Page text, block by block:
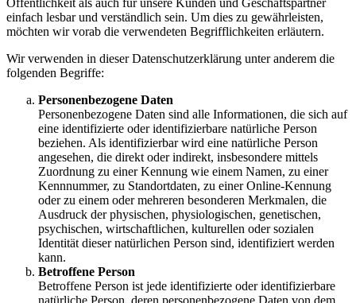
Öffentlichkeit als auch für unsere Kunden und Geschäftspartner
einfach lesbar und verständlich sein. Um dies zu gewährleisten,
möchten wir vorab die verwendeten Begrifflichkeiten erläutern.
Wir verwenden in dieser Datenschutzerklärung unter anderem die
folgenden Begriffe:
Personenbezogene Daten
Personenbezogene Daten sind alle Informationen, die sich auf
eine identifizierte oder identifizierbare natürliche Person
beziehen. Als identifizierbar wird eine natürliche Person
angesehen, die direkt oder indirekt, insbesondere mittels
Zuordnung zu einer Kennung wie einem Namen, zu einer
Kennnummer, zu Standortdaten, zu einer Online-Kennung
oder zu einem oder mehreren besonderen Merkmalen, die
Ausdruck der physischen, physiologischen, genetischen,
psychischen, wirtschaftlichen, kulturellen oder sozialen
Identität dieser natürlichen Person sind, identifiziert werden
kann.
Betroffene Person
Betroffene Person ist jede identifizierte oder identifizierbare